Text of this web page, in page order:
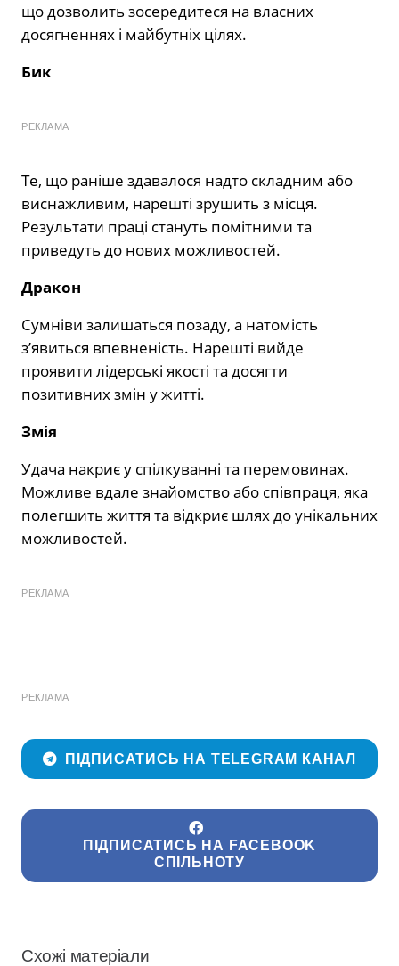
що дозволить зосередитеся на власних
досягненнях і майбутніх цілях.
Бик
РЕКЛАМА
Те, що раніше здавалося надто складним або
виснажливим, нарешті зрушить з місця.
Результати праці стануть помітними та
приведуть до нових можливостей.
Дракон
Сумніви залишаться позаду, а натомість
з’явиться впевненість. Нарешті вийде
проявити лідерські якості та досягти
позитивних змін у житті.
Змія
Удача накриє у спілкуванні та перемовинах.
Можливе вдале знайомство або співпраця, яка
полегшить життя та відкриє шлях до унікальних
можливостей.
РЕКЛАМА
РЕКЛАМА
ПІДПИСАТИСЬ НА TELEGRAM КАНАЛ
ПІДПИСАТИСЬ НА FACEBOOK
СПІЛЬНОТУ
Схожі матеріали